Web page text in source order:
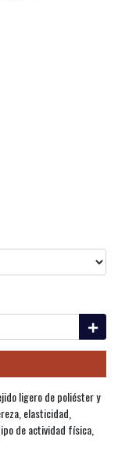
ligero de poliéster y
elasticidad,
de actividad física,